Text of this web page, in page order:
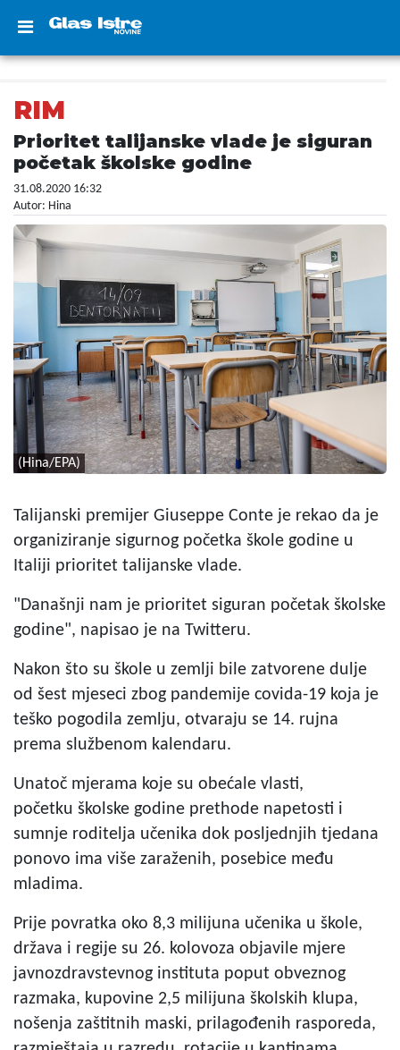
RIM
Prioritet talijanske vlade je siguran
početak školske godine
31.08.2020 16:32
Autor: Hina
(Hina/EPA)
Talijanski premijer Giuseppe Conte je rekao da je
organiziranje sigurnog početka škole godine u
Italiji prioritet talijanske vlade.
"Današnji nam je prioritet siguran početak školske
godine", napisao je na Twitteru.
Nakon što su škole u zemlji bile zatvorene dulje
od šest mjeseci zbog pandemije covida-19 koja je
teško pogodila zemlju, otvaraju se 14. rujna
prema službenom kalendaru.
Unatoč mjerama koje su obećale vlasti,
početku školske godine prethode napetosti i
sumnje roditelja učenika dok posljednjih tjedana
ponovo ima više zaraženih, posebice među
mladima.
Prije povratka oko 8,3 milijuna učenika u škole,
država i regije su 26. kolovoza objavile mjere
javnozdravstevnog instituta poput obveznog
razmaka, kupovine 2,5 milijuna školskih klupa,
nošenja zaštitnih maski, prilagođenih rasporeda,